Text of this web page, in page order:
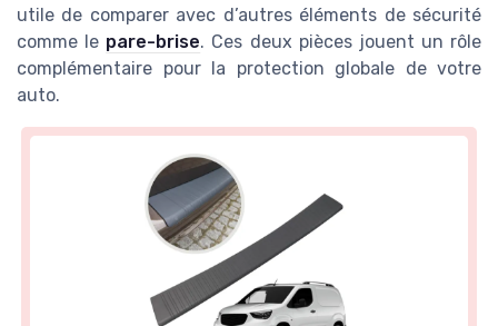
utile de comparer avec d’autres éléments de sécurité
comme le pare-brise. Ces deux pièces jouent un rôle
complémentaire pour la protection globale de votre
auto.